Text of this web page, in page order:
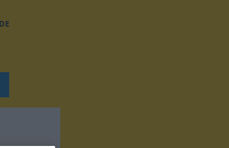
DE